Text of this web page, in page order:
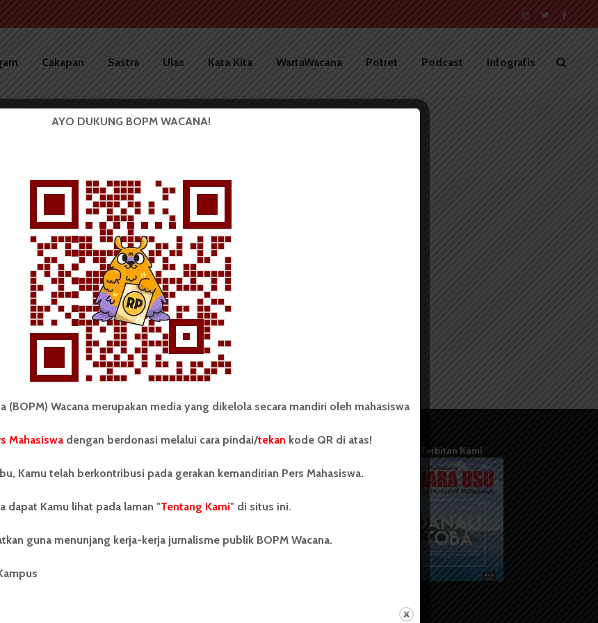
Cakapan Sastra Ulas Kata Kita WartaWacana Potret Podcast Infografis
Pers Mahasiswa (BOPM)
kampus dan dikelola
Utara (USU).
Mahasiswa
Sumatera Utara
pada 1 Juli 1995.
Kontribusi
Info Iklan
Pedoman Media Siber
Terbitan Kami
AYO DUKUNG BOPM WACANA!
(BOPM) Wacana merupakan media yang dikelola secara mandiri oleh mahasiswa
Mahasiswadengan berdonasi melalui cara pindai/tekan kode QR di atas!
Kamu telah berkontribusi pada gerakan kemandirian Pers Mahasiswa.
dapat Kamu lihat pada laman "Tentang Kami" di situs ini.
guna menunjang kerja-kerja jurnalisme publik BOPM Wacana.